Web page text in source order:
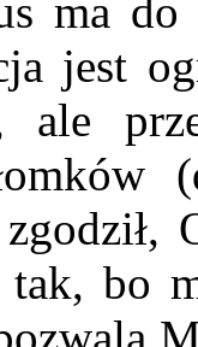
ma
jest
ale
bo